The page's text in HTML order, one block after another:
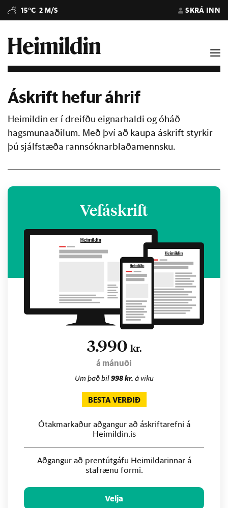
15°C 2 M/S SKRÁ INN
Áskrift hefur áhrif
Heimildin er í dreifðu eignarhaldi og óháð
hagsmunaaðilum. Með því að kaupa áskrift styrkir
þú sjálfstæða rannsóknarblaðamennsku.
Vefáskrift
3.990 kr.
á mánuði
Um það bil998 kr. á viku
BESTA VERÐIÐ
Ótakmarkaður aðgangur að áskriftarefni á
Heimildin.is
Aðgangur að prentútgáfu Heimildarinnar á
stafrænu formi.
Velja